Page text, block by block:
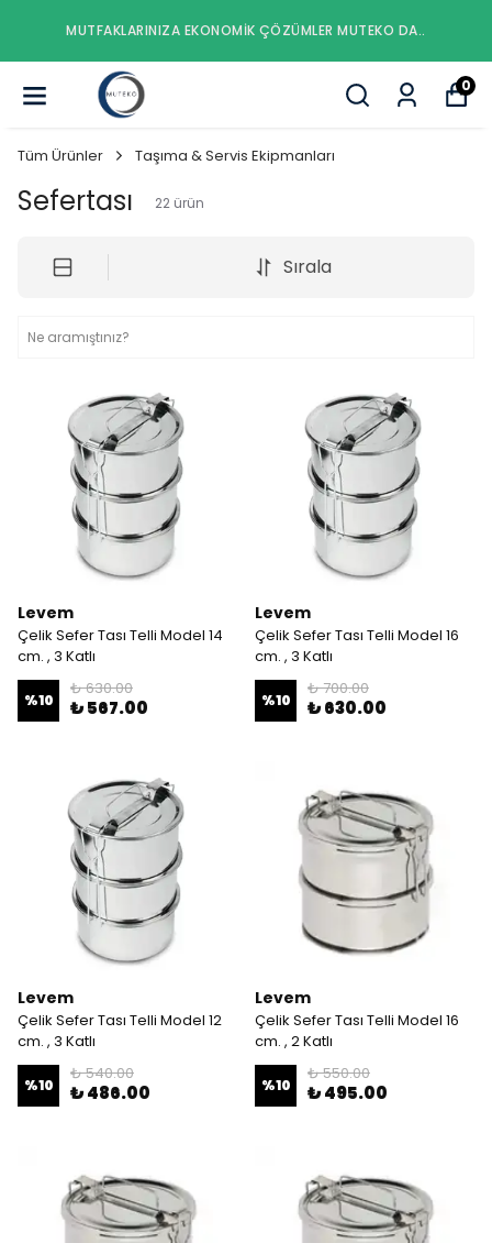
MUTFAKLARINIZA EKONOMIK ÇÖZÜMLER MUTEKO DA..
0
Tüm Ürünler Taşıma & Servis Ekipmanları
Sefertası 22 ürün
Sırala
Levem
Çelik Sefer Tası Telli Model 14
cm. , 3 Katlı
%10
₺ 630.00
₺ 567.00
Levem
Çelik Sefer Tası Telli Model 16
cm. , 3 Katlı
%10
₺ 700.00
₺ 630.00
Levem
Çelik Sefer Tası Telli Model 12
cm. , 3 Katlı
%10
₺ 540.00
₺ 486.00
Levem
Çelik Sefer Tası Telli Model 16
cm. , 2 Katlı
%10
₺ 550.00
₺ 495.00